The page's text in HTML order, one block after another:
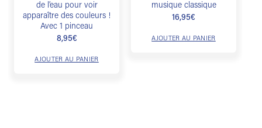
de l’eau pour voir
apparaître des couleurs !
Avec 1 pinceau
8,95€
AJOUTER AU PANIER
musique classique
16,95€
AJOUTER AU PANIER